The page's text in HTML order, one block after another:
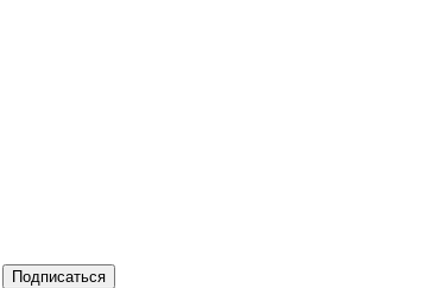
Подписаться